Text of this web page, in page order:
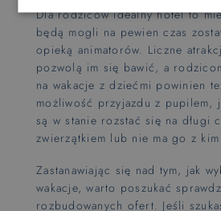
Dla rodziców idealny hotel to
będą mogli na pewien czas
opieką animatorów. Liczne
pozwolą im się bawić, a
na wakacje z dziećmi powinien
możliwość przyjazdu z pupilem,
są w stanie rozstać się na długi
zwierzątkiem lub nie ma go z
Zastanawiając się nad tym, jak
wakacje, warto poszukać
rozbudowanych ofert. Jeśli